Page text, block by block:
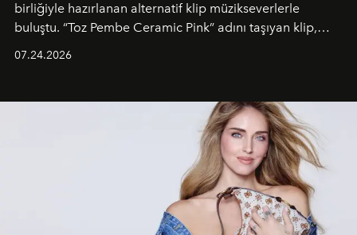
birliğiyle hazırlanan alternatif klip müzikseverlerle
buluştu. “Toz Pembe Ceramic Pink” adını taşıyan klip,
unsurlarından biri olarak öne çıkıyor.
07.24.2026